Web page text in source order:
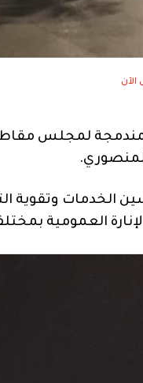
المندمجة لمجلس
الخدمات
العمومية